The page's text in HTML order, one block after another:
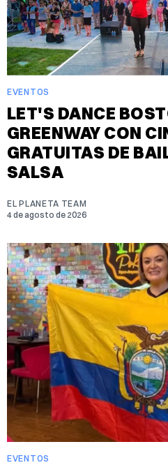
EVENTOS
LET'S DANCE
GREENWAY CON
GRATUITAS DE
SALSA
EL PLANETA TEAM
4 de agosto de 2026
EVENTOS